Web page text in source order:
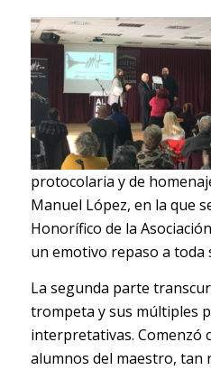
protocolaria y de
Manuel López, en la que
Honorífico de la
un emotivo repaso a toda
La segunda parte
trompeta y sus múltiples
interpretativas. Comenzó
alumnos del maestro, tan